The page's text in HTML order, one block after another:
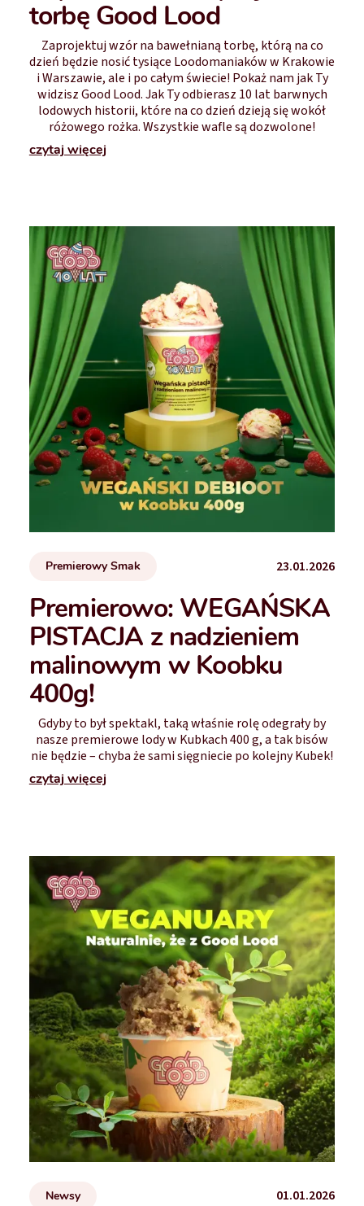
torbę Good Lood
Zaprojektuj wzór na bawełnianą torbę, którą na co
dzień będzie nosić tysiące Loodomaniaków w Krakowie
i Warszawie, ale i po całym świecie! Pokaż nam jak Ty
widzisz Good Lood. Jak Ty odbierasz 10 lat barwnych
lodowych historii, które na co dzień dzieją się wokół
różowego rożka. Wszystkie wafle są dozwolone!
czytaj więcej
Premierowy Smak 23.01.2026
Premierowo: WEGAŃSKA
PISTACJA z nadzieniem
malinowym w Koobku
400g!
Gdyby to był spektakl, taką właśnie rolę odegrały by
nasze premierowe lody w Kubkach 400 g, a tak bisów
nie będzie – chyba że sami sięgniecie po kolejny Kubek!
czytaj więcej
Newsy 01.01.2026